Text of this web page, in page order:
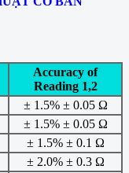
Accuracy of
Reading 1,2
± 1.5% ± 0.05 Ω
± 1.5% ± 0.05 Ω
± 1.5% ± 0.1 Ω
± 2.0% ± 0.3 Ω